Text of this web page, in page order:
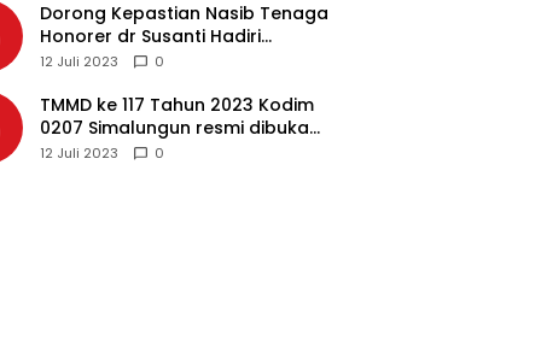
Dorong Kepastian Nasib Tenaga
Honorer dr Susanti Hadiri
Rakernas APEKSI 2023 di Makassar
12 Juli 2023 0
TMMD ke 117 Tahun 2023 Kodim
0207 Simalungun resmi dibuka
Bupati Simalungun
12 Juli 2023 0